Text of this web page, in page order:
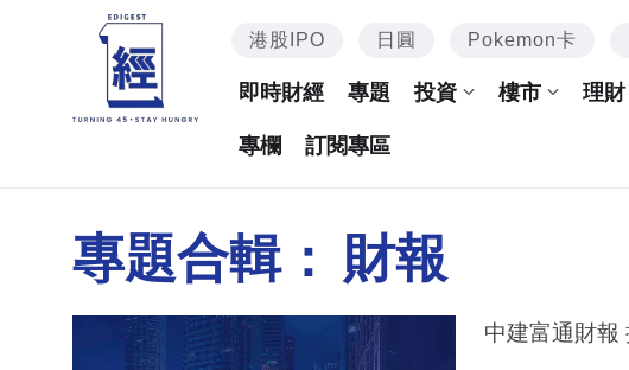
港股IPO 日圓 Pokemon卡
即時財經 專題 投資 樓市 理財
專欄 訂閱專區
專題合輯： 財報
中建富通財報